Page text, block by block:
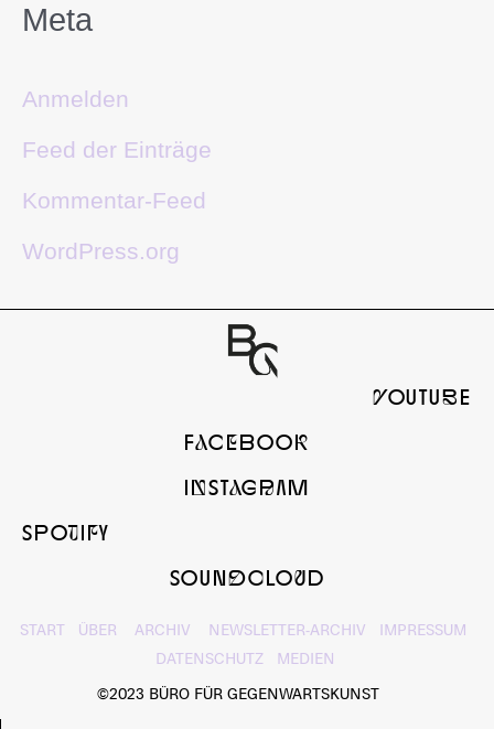
Meta
Anmelden
Feed der Einträge
Kommentar-Feed
WordPress.org
yOUTUbE
FaCeBOOk
InSTaGrAM
SPOtIfY
SOUNdcLOuD
START ÜBER ARCHIV NEWSLETTER-ARCHIV
IMPRESSUM
DATENSCHUTZ
MEDIEN
©2023 BÜRO FÜR GEGENWARTSKUNST